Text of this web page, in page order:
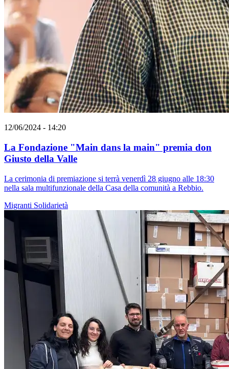
12/06/2024 - 14:20
La Fondazione "Main dans la main" premia don
Giusto della Valle
La cerimonia di premiazione si terrà venerdì 28 giugno alle 18:30
nella sala multifunzionale della Casa della comunità a Rebbio.
Migranti Solidarietà